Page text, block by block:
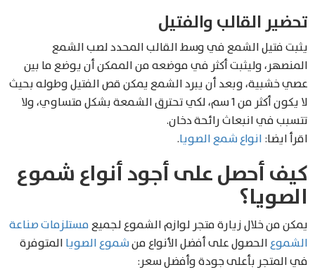
تحضير القالب والفتيل
يثبت فتيل الشمع في وسط القالب المحدد لصب الشمع
المنصهر، وليثبت أكثر في موضعه من الممكن أن يوضع ما بين
عصي خشبية، وبعد أن يبرد الشمع يمكن قص الفتيل وطوله بحيث
لا يكون أكثر من 1 سم، لكي تحترق الشمعة بشكل متساوي، ولا
تتسبب في انبعاث رائحة دخان.
اقرأ ايضا: انواع شمع الصويا.
كيف أحصل على أجود أنواع شموع
الصويا؟
يمكن من خلال زيارة متجر لوازم الشموع لجميعمستلزمات صناعة
الشموعالحصول على أفضل الأنواع منشموع الصويا المتوفرة
في المتجر بأعلى جودة وأفضل سعر: